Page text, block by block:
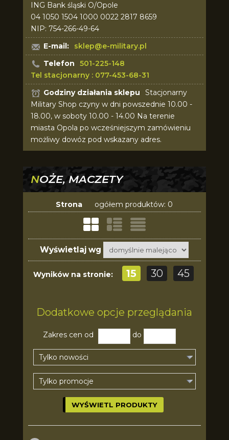
ING Bank śląski O/Opole
04 1050 1504 1000 0022 2817 8659
NIP: 754-266-49-64
E-mail:
sklep@e-military.pl
Telefon
501-225-148
Tel stacjonarny : 077-453-68-31
Godziny działania sklepu
Stacjonarny
Military Shop czyny w dni powszednie 10.00 -
18.00, w soboty 10.00 - 14.00 Na terenie
miasta Opola po wcześniejszym zamówieniu
możliwy dowóz pod wskazany adres.
NOŻE, MACZETY
Strona ogółem produktów: 0
Wyświetlaj wg
Wyników na stronie: 15 30 45
Dodatkowe opcje przeglądania
Zakres cen od do
Tylko nowości
Tylko promocje